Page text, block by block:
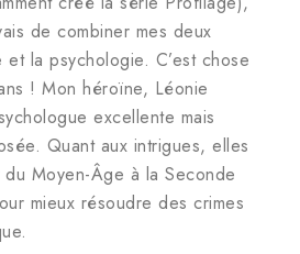
de combiner mes deux
et la psychologie. C’est chose
! Mon héroïne, Léonie
excellente mais
Quant aux intrigues, elles
Moyen-Âge à la Seconde
mieux résoudre des crimes